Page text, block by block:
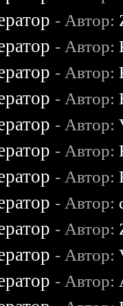
- Автор:
- Автор:
- Автор:
- Автор:
- Автор:
- Автор:
- Автор:
- Автор:
- Автор:
- Автор:
- Автор: